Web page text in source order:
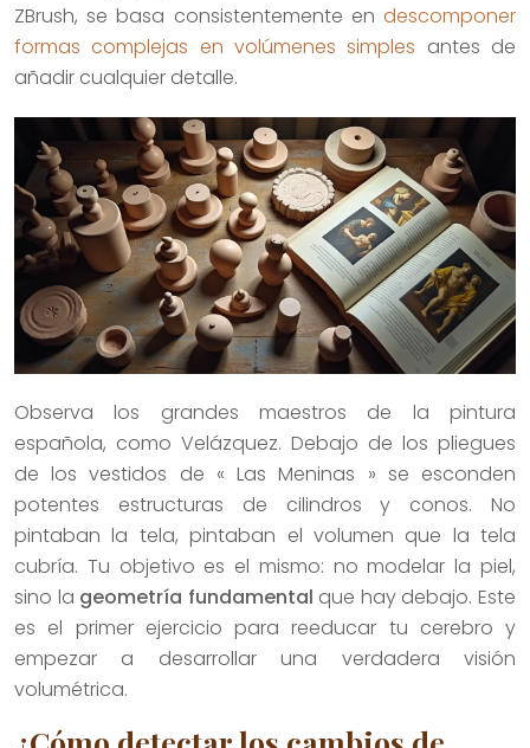
ZBrush, se basa consistentemente en descomponer
formas complejas en volúmenes simples antes de
añadir cualquier detalle.
Observa los grandes maestros de la pintura
española, como Velázquez. Debajo de los pliegues
de los vestidos de « Las Meninas » se esconden
potentes estructuras de cilindros y conos. No
pintaban la tela, pintaban el volumen que la tela
cubría. Tu objetivo es el mismo: no modelar la piel,
sino la geometría fundamental que hay debajo. Este
es el primer ejercicio para reeducar tu cerebro y
empezar a desarrollar una verdadera visión
volumétrica.